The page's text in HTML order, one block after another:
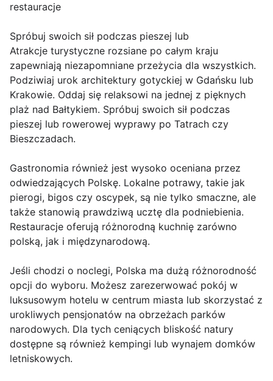
restauracje
Spróbuj swoich sił podczas pieszej lub
Atrakcje turystyczne rozsiane po całym kraju
zapewniają niezapomniane przeżycia dla wszystkich.
Podziwiaj urok architektury gotyckiej w Gdańsku lub
Krakowie. Oddaj się relaksowi na jednej z pięknych
plaż nad Bałtykiem. Spróbuj swoich sił podczas
pieszej lub rowerowej wyprawy po Tatrach czy
Bieszczadach.
Gastronomia również jest wysoko oceniana przez
odwiedzających Polskę. Lokalne potrawy, takie jak
pierogi, bigos czy oscypek, są nie tylko smaczne, ale
także stanowią prawdziwą ucztę dla podniebienia.
Restauracje oferują różnorodną kuchnię zarówno
polską, jak i międzynarodową.
Jeśli chodzi o noclegi, Polska ma dużą różnorodność
opcji do wyboru. Możesz zarezerwować pokój w
luksusowym hotelu w centrum miasta lub skorzystać z
urokliwych pensjonatów na obrzeżach parków
narodowych. Dla tych ceniących bliskość natury
dostępne są również kempingi lub wynajem domków
letniskowych.